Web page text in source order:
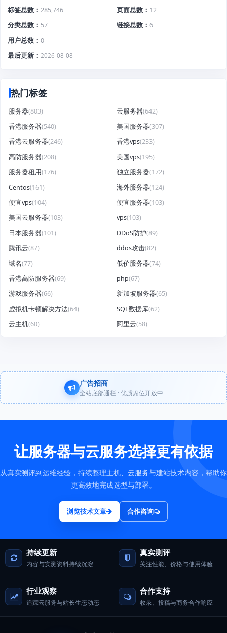
标签总数
285,746 页面总数
12
分类总数
57 链接总数
6
用户总数
0
最后更新
2026-08-08
热门标签
服务器(803) 云服务器(642)
香港服务器(540) 美国服务器(307)
香港云服务器(246) 香港vps(233)
高防服务器(208) 美国vps(195)
服务器租用(176) 独立服务器(172)
Centos(161) 海外服务器(124)
便宜vps(104) 便宜服务器(103)
美国云服务器(103) vps(103)
日本服务器(101) DDoS防护(89)
腾讯云(87) ddos攻击(82)
域名(77) 低价服务器(74)
香港高防服务器(69) php(67)
游戏服务器(66) 新加坡服务器(65)
虚拟机卡顿解决方法(64) SQL数据库(62)
云主机(60) 阿里云(58)
广告招商
全站底部通栏 · 优质席位开放中
让服务器与云服务选择更有依据
从真实测评到运维经验，持续整理主机、云服务与建站技术内容，帮助你
更高效地完成选型与部署。
浏览技术文章 合作咨询
持续更新
内容与实测资料持续沉淀
真实测评
关注性能、价格与使用体验
行业观察
追踪云服务与站长生态动态
合作支持
收录、投稿与商务合作响应